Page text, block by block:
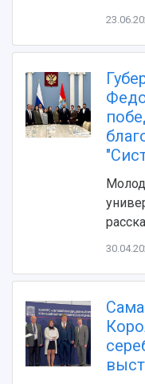
Фирменный стиль
Кампус
3D-тур по
Музеи
Учебный
Центр истории
Ботанический сад
Умный дом
Международный
Сведения об
Официальные
Видеолекции
деятельности
Журналы
Патенты
Публикации и
Отчеты о